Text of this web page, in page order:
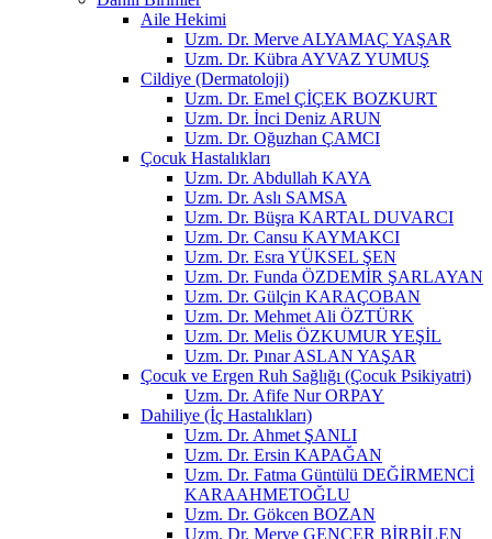
Aile Hekimi
Uzm. Dr. Merve ALYAMAÇ YAŞAR
Uzm. Dr. Kübra AYVAZ YUMUŞ
Cildiye (Dermatoloji)
Uzm. Dr. Emel ÇİÇEK BOZKURT
Uzm. Dr. İnci Deniz ARUN
Uzm. Dr. Oğuzhan ÇAMCI
Çocuk Hastalıkları
Uzm. Dr. Abdullah KAYA
Uzm. Dr. Aslı SAMSA
Uzm. Dr. Büşra KARTAL DUVARCI
Uzm. Dr. Cansu KAYMAKCI
Uzm. Dr. Esra YÜKSEL ŞEN
Uzm. Dr. Funda ÖZDEMİR ŞARLAYAN
Uzm. Dr. Gülçin KARAÇOBAN
Uzm. Dr. Mehmet Ali ÖZTÜRK
Uzm. Dr. Melis ÖZKUMUR YEŞİL
Uzm. Dr. Pınar ASLAN YAŞAR
Çocuk ve Ergen Ruh Sağlığı (Çocuk Psikiyatri)
Uzm. Dr. Afife Nur ORPAY
Dahiliye (İç Hastalıkları)
Uzm. Dr. Ahmet ŞANLI
Uzm. Dr. Ersin KAPAĞAN
Uzm. Dr. Fatma Güntülü DEĞİRMENCİ
KARAAHMETOĞLU
Uzm. Dr. Gökcen BOZAN
Uzm. Dr. Merve GENCER BİRBİLEN